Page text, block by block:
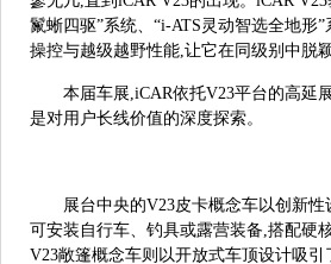
鬣蜥四驱”系统、“i-ATS灵动智选全地形
操控与越级越野性能,让它在同级别中脱
本届车展,iCAR依托V23平台的高延
是对用户长线价值的深度探索。
展台中央的V23皮卡概念车以创新
可安装自行车、钓具或露营装备,搭配硬
V23敞篷概念车则以开放式车顶设计吸